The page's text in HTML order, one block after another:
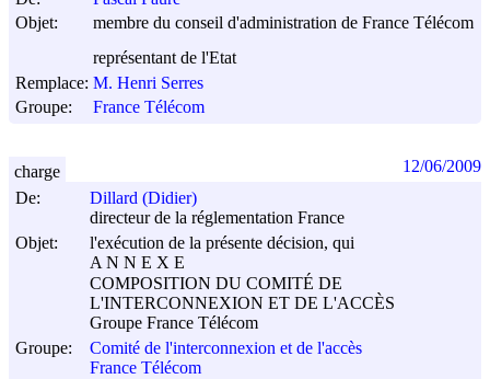
Objet:
membre du conseil d'administration de France Télécom
représentant de l'Etat
Remplace: M. Henri Serres
Groupe:
France Télécom
De:
Dillard (Didier)
directeur de la réglementation France
Objet:
l'exécution de la présente décision, qui
A N N E X E
COMPOSITION DU COMITÉ DE
L'INTERCONNEXION ET DE L'ACCÈS
Groupe France Télécom
Groupe:
Comité de l'interconnexion et de l'accès
France Télécom
charge 12/06/2009